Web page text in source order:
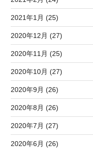
2021年1月 (25)
2020年12月 (27)
2020年11月 (25)
2020年10月 (27)
2020年9月 (26)
2020年8月 (26)
2020年7月 (27)
2020年6月 (26)